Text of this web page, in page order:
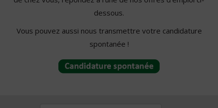
dessous.
Vous pouvez aussi nous transmettre votre candidature
spontanée !